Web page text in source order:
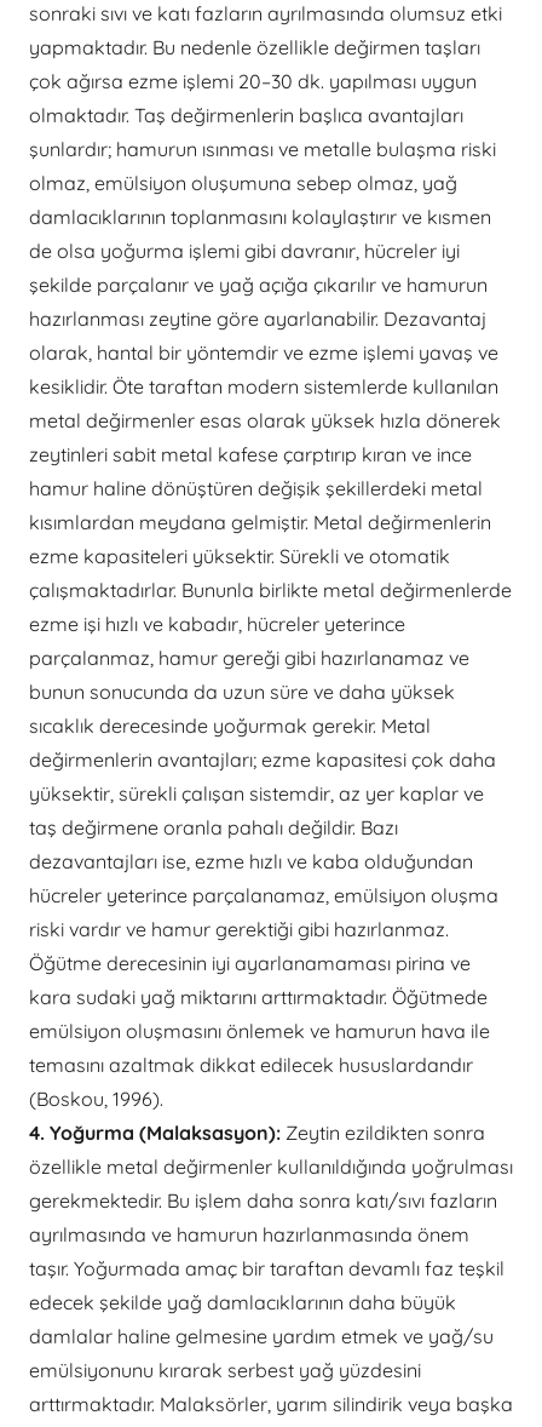
sonraki sıvı ve katı fazların ayrılmasında olumsuz etki
yapmaktadır. Bu nedenle özellikle değirmen taşları
çok ağırsa ezme işlemi 20–30 dk. yapılması uygun
olmaktadır. Taş değirmenlerin başlıca avantajları
şunlardır; hamurun ısınması ve metalle bulaşma riski
olmaz, emülsiyon oluşumuna sebep olmaz, yağ
damlacıklarının toplanmasını kolaylaştırır ve kısmen
de olsa yoğurma işlemi gibi davranır, hücreler iyi
şekilde parçalanır ve yağ açığa çıkarılır ve hamurun
hazırlanması zeytine göre ayarlanabilir. Dezavantaj
olarak, hantal bir yöntemdir ve ezme işlemi yavaş ve
kesiklidir. Öte taraftan modern sistemlerde kullanılan
metal değirmenler esas olarak yüksek hızla dönerek
zeytinleri sabit metal kafese çarptırıp kıran ve ince
hamur haline dönüştüren değişik şekillerdeki metal
kısımlardan meydana gelmiştir. Metal değirmenlerin
ezme kapasiteleri yüksektir. Sürekli ve otomatik
çalışmaktadırlar. Bununla birlikte metal değirmenlerde
ezme işi hızlı ve kabadır, hücreler yeterince
parçalanmaz, hamur gereği gibi hazırlanamaz ve
bunun sonucunda da uzun süre ve daha yüksek
sıcaklık derecesinde yoğurmak gerekir. Metal
değirmenlerin avantajları; ezme kapasitesi çok daha
yüksektir, sürekli çalışan sistemdir, az yer kaplar ve
taş değirmene oranla pahalı değildir. Bazı
dezavantajları ise, ezme hızlı ve kaba olduğundan
hücreler yeterince parçalanamaz, emülsiyon oluşma
riski vardır ve hamur gerektiği gibi hazırlanmaz.
Öğütme derecesinin iyi ayarlanamaması pirina ve
kara sudaki yağ miktarını arttırmaktadır. Öğütmede
emülsiyon oluşmasını önlemek ve hamurun hava ile
temasını azaltmak dikkat edilecek hususlardandır
(Boskou, 1996).
4. Yoğurma (Malaksasyon): Zeytin ezildikten sonra
özellikle metal değirmenler kullanıldığında yoğrulması
gerekmektedir. Bu işlem daha sonra katı/sıvı fazların
ayrılmasında ve hamurun hazırlanmasında önem
taşır. Yoğurmada amaç bir taraftan devamlı faz teşkil
edecek şekilde yağ damlacıklarının daha büyük
damlalar haline gelmesine yardım etmek ve yağ/su
emülsiyonunu kırarak serbest yağ yüzdesini
arttırmaktadır. Malaksörler, yarım silindirik veya başka